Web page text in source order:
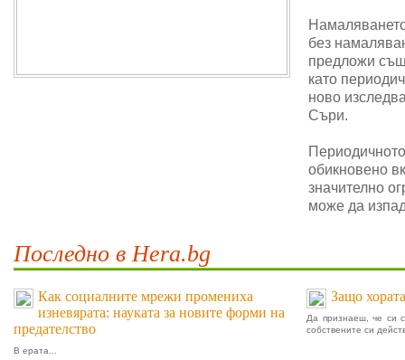
без
предложи
като
ново
Съри.
обикновено
значително
може да
Последно в Hera.bg
Как социалните мрежи промениха
изневярата: науката за новите форми на
предателство
В ерата...
Защо
Да признаеш, че си
собствените си